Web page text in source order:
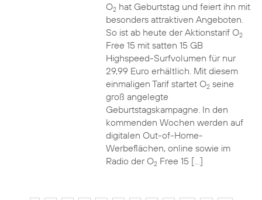
O2hat Geburtstag und feiert ihn mit
besonders attraktiven Angeboten.
So ist ab heute der Aktionstarif O2
Free 15 mit satten 15 GB
Highspeed-Surfvolumen für nur
29,99 Euro erhältlich. Mit diesem
einmaligen Tarif startet O2seine
groß angelegte
Geburtstagskampagne. In den
kommenden Wochen werden auf
digitalen Out-of-Home-
Werbeflächen, online sowie im
Radio der O2Free 15 […]